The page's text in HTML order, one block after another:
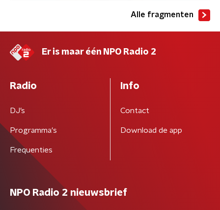
Alle fragmenten
Er is maar één NPO Radio 2
Radio
DJ’s
Programma's
Frequenties
Info
Contact
Download de app
NPO Radio 2 nieuwsbrief